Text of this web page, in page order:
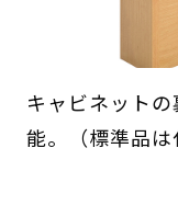
キャビネット
能。（標準品